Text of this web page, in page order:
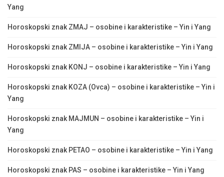
Yang
Horoskopski znak ZMAJ – osobine i karakteristike – Yin i Yang
Horoskopski znak ZMIJA – osobine i karakteristike – Yin i Yang
Horoskopski znak KONJ – osobine i karakteristike – Yin i Yang
Horoskopski znak KOZA (Ovca) – osobine i karakteristike – Yin i
Yang
Horoskopski znak MAJMUN – osobine i karakteristike – Yin i
Yang
Horoskopski znak PETAO – osobine i karakteristike – Yin i Yang
Horoskopski znak PAS – osobine i karakteristike – Yin i Yang